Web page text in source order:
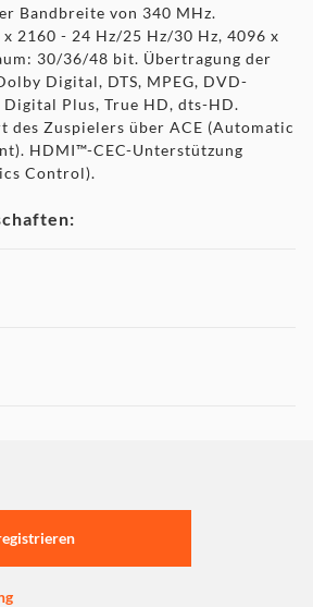
Bandbreite von 340 MHz.
2160 - 24 Hz/25 Hz/30 Hz, 4096 x
30/36/48 bit. Übertragung der
Digital, DTS, MPEG, DVD-
Plus, True HD, dts-HD.
des Zuspielers über ACE (Automatic
HDMI™-CEC-Unterstützung
Control).
Version: High Speed mit Ethernet.
TV & Heimkino. Produktlinie: